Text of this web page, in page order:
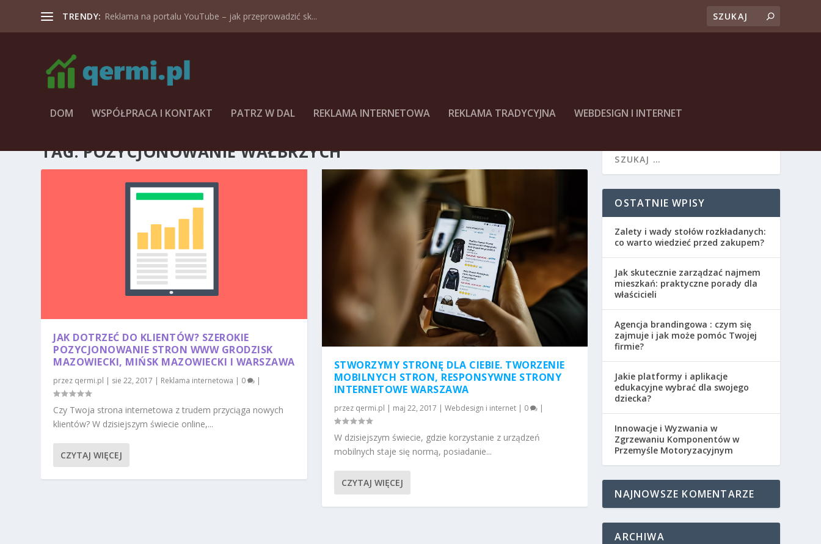
TRENDY: Reklama na portalu YouTube – jak przeprowadzić sk...
DOM WSPÓŁPRACA I KONTAKT PATRZ W DAL REKLAMA INTERNETOWA REKLAMA TRADYCYJNA WEBDESIGN I INTERNET
TAG:POZYCJONOWANIE WAŁBRZYCH
JAK DOTRZEĆ DO KLIENTÓW? SZEROKIE
POZYCJONOWANIE STRON WWW GRODZISK
MAZOWIECKI, MIŃSK MAZOWIECKI I WARSZAWA
przez qermi.pl | sie 22, 2017 | Reklama internetowa | 0 |
Czy Twoja strona internetowa z trudem przyciąga nowych
klientów? W dzisiejszym świecie online,...
CZYTAJ WIĘCEJ
STWORZYMY STRONĘ DLA CIEBIE. TWORZENIE
MOBILNYCH STRON, RESPONSYWNE STRONY
INTERNETOWE WARSZAWA
przez qermi.pl | maj 22, 2017 | Webdesign i internet| 0 |
W dzisiejszym świecie, gdzie korzystanie z urządzeń
mobilnych staje się normą, posiadanie...
CZYTAJ WIĘCEJ
OSTATNIE WPISY
Zalety i wady stołów rozkładanych:
co warto wiedzieć przed zakupem?
Jak skutecznie zarządzać najmem
mieszkań: praktyczne porady dla
właścicieli
Agencja brandingowa : czym się
zajmuje i jak może pomóc Twojej
firmie?
Jakie platformy i aplikacje
edukacyjne wybrać dla swojego
dziecka?
Innowacje i Wyzwania w
Zgrzewaniu Komponentów w
Przemyśle Motoryzacyjnym
NAJNOWSZE KOMENTARZE
ARCHIWA